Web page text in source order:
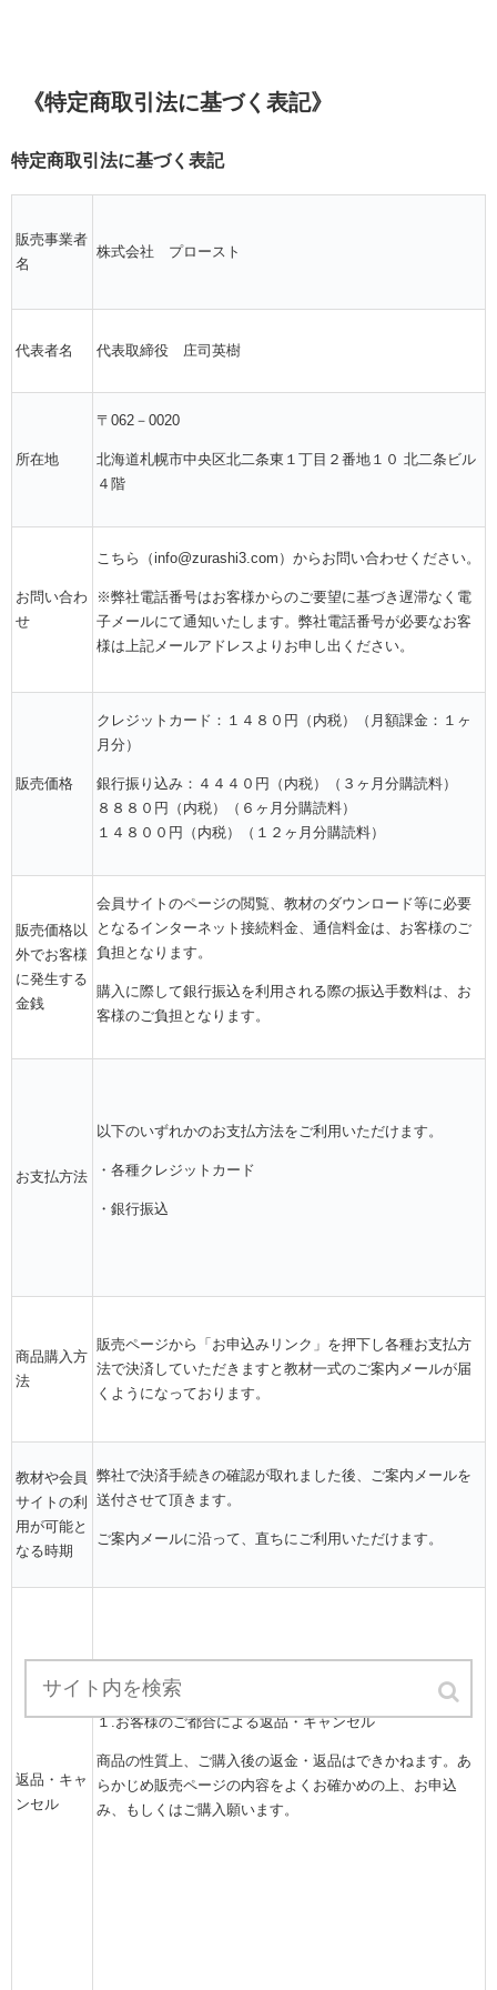
《特定商取引法に基づく表記》
特定商取引法に基づく表記
販売事業者
名
株式会社 プロースト
代表者名 代表取締役 庄司英樹
所在地
〒062－0020
北海道札幌市中央区北二条東１丁目２番地１０ 北二条ビル
４階
お問い合わ
せ
こちら（info@zurashi3.com）からお問い合わせください。
※弊社電話番号はお客様からのご要望に基づき遅滞なく電
子メールにて通知いたします。弊社電話番号が必要なお客
様は上記メールアドレスよりお申し出ください。
販売価格
クレジットカード：１４８０円（内税）（月額課金：１ヶ
月分）
銀行振り込み：４４４０円（内税）（３ヶ月分購読料）
８８８０円（内税）（６ヶ月分購読料）
１４８００円（内税）（１２ヶ月分購読料）
販売価格以
外でお客様
に発生する
金銭
会員サイトのページの閲覧、教材のダウンロード等に必要
となるインターネット接続料金、通信料金は、お客様のご
負担となります。
購入に際して銀行振込を利用される際の振込手数料は、お
客様のご負担となります。
お支払方法
以下のいずれかのお支払方法をご利用いただけます。
・各種クレジットカード
・銀行振込
商品購入方
法
販売ページから「お申込みリンク」を押下し各種お支払方
法で決済していただきますと教材一式のご案内メールが届
くようになっております。
教材や会員
サイトの利
用が可能と
なる時期
弊社で決済手続きの確認が取れました後、ご案内メールを
送付させて頂きます。
ご案内メールに沿って、直ちにご利用いただけます。
返品・キャ
ンセル
１.お客様のご都合による返品・キャンセル
商品の性質上、ご購入後の返金・返品はできかねます。あ
らかじめ販売ページの内容をよくお確かめの上、お申込
み、もしくはご購入願います。